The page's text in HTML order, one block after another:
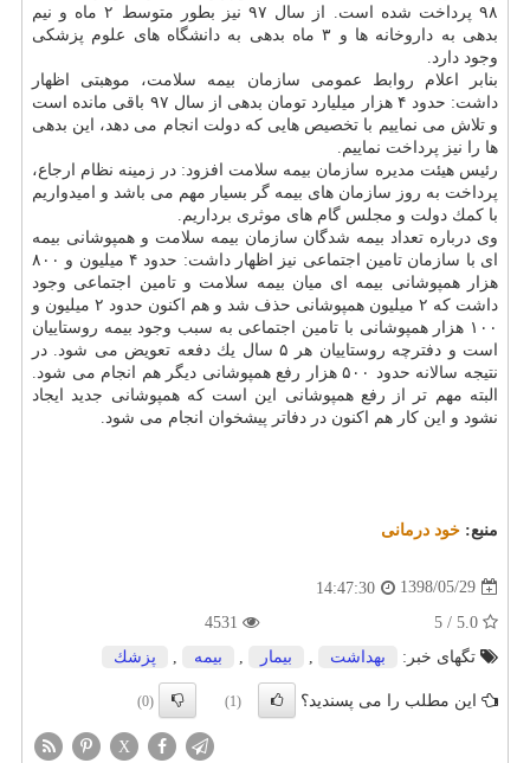
۹۸ پرداخت شده است. از سال ۹۷ نیز بطور متوسط ۲ ماه و نیم
بدهی به داروخانه ها و ۳ ماه بدهی به دانشگاه های علوم پزشكی
وجود دارد.
بنابر اعلام روابط عمومی سازمان بیمه سلامت، موهبتی اظهار
داشت: حدود ۴ هزار میلیارد تومان بدهی از سال ۹۷ باقی مانده است
و تلاش می نماییم با تخصیص هایی كه دولت انجام می دهد، این بدهی
ها را نیز پرداخت نماییم.
رئیس هیئت مدیره سازمان بیمه سلامت افزود: در زمینه نظام ارجاع،
پرداخت به روز سازمان های بیمه گر بسیار مهم می باشد و امیدواریم
با كمك دولت و مجلس گام های موثری برداریم.
وی درباره تعداد بیمه شدگان سازمان بیمه سلامت و همپوشانی بیمه
ای با سازمان تامین اجتماعی نیز اظهار داشت: حدود ۴ میلیون و ۸۰۰
هزار همپوشانی بیمه ای میان بیمه سلامت و تامین اجتماعی وجود
داشت كه ۲ میلیون همپوشانی حذف شد و هم اكنون حدود ۲ میلیون و
۱۰۰ هزار همپوشانی با تامین اجتماعی به سبب وجود بیمه روستاییان
است و دفترچه روستاییان هر ۵ سال یك دفعه تعویض می شود. در
نتیجه سالانه حدود ۵۰۰ هزار رفع همپوشانی دیگر هم انجام می شود.
البته مهم تر از رفع همپوشانی این است كه همپوشانی جدید ایجاد
نشود و این كار هم اكنون در دفاتر پیشخوان انجام می شود.
منبع: خود درمانی
1398/05/29
14:47:30
تگهای خبر:
بهداشت , بیمار , بیمه , پزشك
این مطلب را می پسندید؟ (1)
(0)
X